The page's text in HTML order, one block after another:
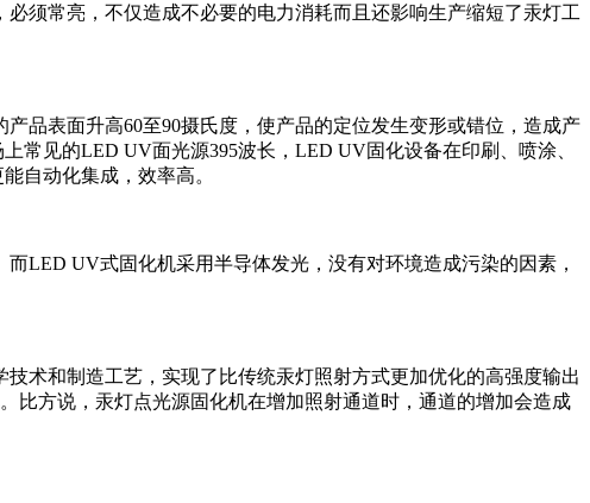
须常亮，不仅造成不必要的电力消耗而且还影响生产缩短了汞灯工
品表面升高60至90摄氏度，使产品的定位发生变形或错位，造成产
常见的LED UV面光源395波长，LED UV固化设备在印刷、喷涂、
自动化集成，效率高。
LED UV式固化机采用半导体发光，没有对环境造成污染的因素，
术和制造工艺，实现了比传统汞灯照射方式更加优化的高强度输出
比方说，汞灯点光源固化机在增加照射通道时，通道的增加会造成